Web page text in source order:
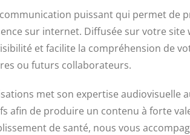
puissant qui permet
sur internet. Diffusée sur votre site
et facilite la compréhension de
ou futurs collaborateurs.
met son expertise
afin de produire un contenu à forte
de santé, nous vous